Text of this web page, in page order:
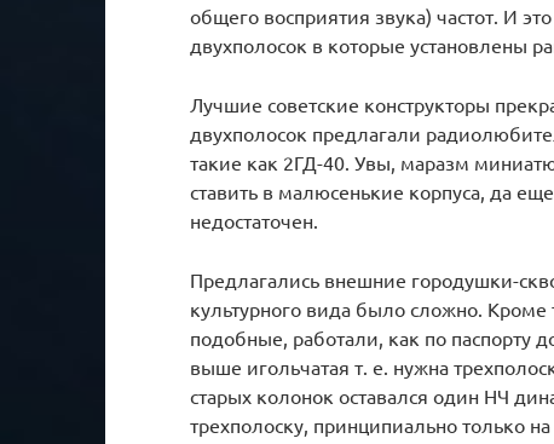
общего восприятия звука) частот. И
двухполосок в которые установлены
Лучшие советские конструкторы
двухполосок предлагали
такие как 2ГД-40. Увы, маразм
ставить в малюсенькие корпуса, да
недостаточен.
Предлагались внешние городушки-
культурного вида было сложно.
подобные, работали, как по паспорту
выше игольчатая т. е. нужна
старых колонок оставался один НЧ
трехполоску, принципиально только